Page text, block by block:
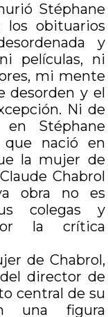
Stéphane
los obituarios
y
películas, ni
mi mente
desorden y el
Ni de
Stéphane
que nació en
la mujer de
Chabrol
obra no es
colegas y
la crítica
de Chabrol,
director de
central de su
una figura